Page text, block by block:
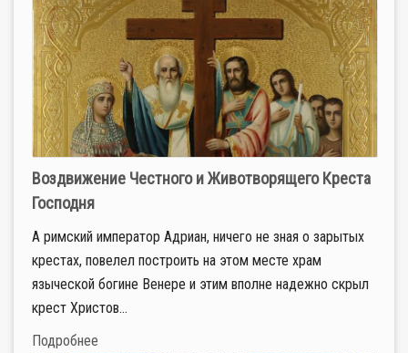
Воздвижение Честного и Животворящего Креста
Господня
А римский император Адриан, ничего не зная о зарытых
крестах, повелел построить на этом месте храм
языческой богине Венере и этим вполне надежно скрыл
крест Христов...
Подробнее